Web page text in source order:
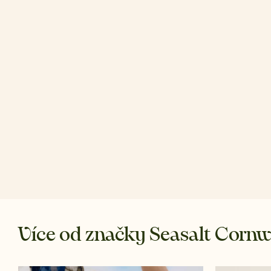
Více od značky Seasalt